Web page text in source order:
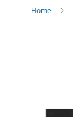
Home